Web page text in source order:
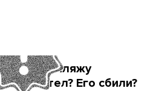
по пляжу
он летел? Его сбили?